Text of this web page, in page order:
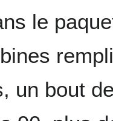
le
un bout